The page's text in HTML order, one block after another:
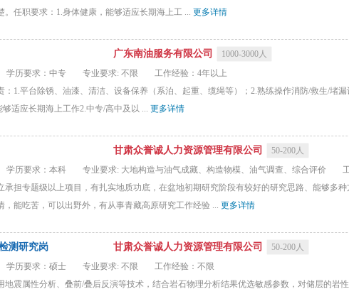
。任职要求：1.身体健康，能够适应长期海上工 ... 更多详情
广东南油服务有限公司
1000-3000人
学历要求：中专 专业要求: 不限
工作经验：4年以上
：1.平台除锈、油漆、清洁、设备保养（系泊、起重、缆绳等）；‌2.熟练操作消防/救生/堵
适应长期海上工作2.中专/高中及以 ... 更多详情
甘肃众誉诚人力资源管理有限公司
50-200人
学历要求：本科 专业要求: 大地构造与油气成藏、构造物模、油气调查、综合评价
承担专题级以上项目，有扎实地质功底，在盆地初期研究阶段有较好的研究思路、能够多
，能吃苦，可以出野外，有从事青藏高原研究工作经验 ... 更多详情
测研究岗 甘肃众誉诚人力资源管理有限公司
50-200人
学历要求：硕士 专业要求: 不限
工作经验：不限
地震属性分析、叠前/叠后反演等技术，结合岩石物理分析结果优选敏感参数，对储层的岩